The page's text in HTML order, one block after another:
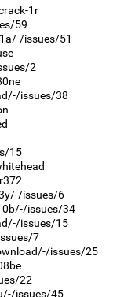
1r
59
issues/51
2
issues/38
15
issues/6
issues/34
issues/15
7
issues/25
22
issues/45